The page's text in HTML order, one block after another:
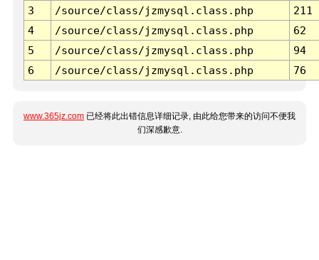
3 /source/class/jzmysql.class.php
211
4
/source/class/jzmysql.class.php
62
5
/source/class/jzmysql.class.php
94
6
/source/class/jzmysql.class.php 76
www.365jz.com 已经将此出错信息详细记录, 由此给您带来的访问不便我
们深感歉意.